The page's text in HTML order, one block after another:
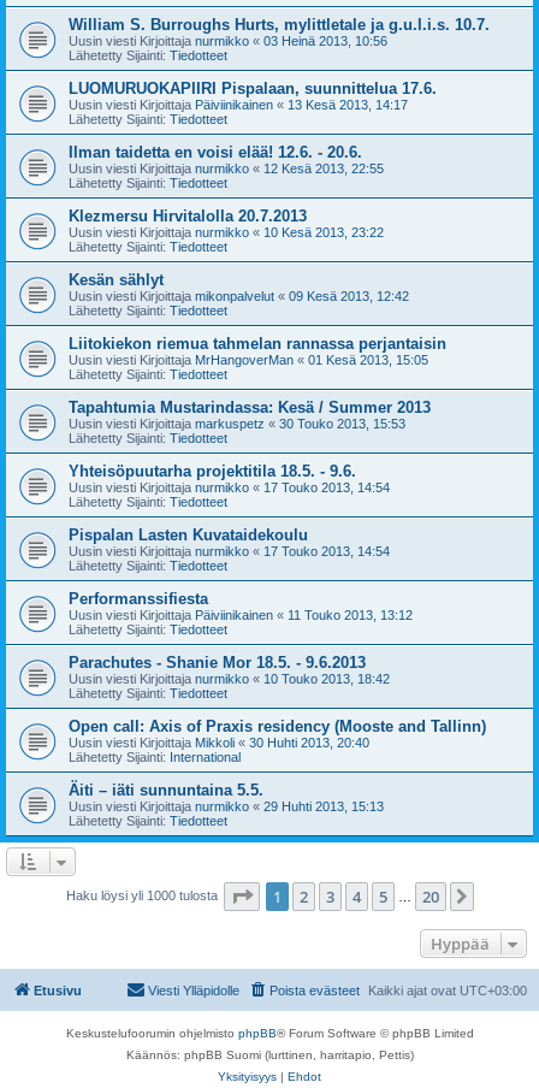
William S. Burroughs Hurts, mylittletale ja g.u.l.i.s. 10.7.
Uusin viesti Kirjoittaja nurmikko « 03 Heinä 2013, 10:56
Lähetetty Sijainti: Tiedotteet
LUOMURUOKAPIIRI Pispalaan, suunnittelua 17.6.
Uusin viesti Kirjoittaja Päiviinikainen « 13 Kesä 2013, 14:17
Lähetetty Sijainti: Tiedotteet
Ilman taidetta en voisi elää! 12.6. - 20.6.
Uusin viesti Kirjoittaja nurmikko « 12 Kesä 2013, 22:55
Lähetetty Sijainti: Tiedotteet
Klezmersu Hirvitalolla 20.7.2013
Uusin viesti Kirjoittaja nurmikko « 10 Kesä 2013, 23:22
Lähetetty Sijainti: Tiedotteet
Kesän sählyt
Uusin viesti Kirjoittaja mikonpalvelut « 09 Kesä 2013, 12:42
Lähetetty Sijainti: Tiedotteet
Liitokiekon riemua tahmelan rannassa perjantaisin
Uusin viesti Kirjoittaja MrHangoverMan « 01 Kesä 2013, 15:05
Lähetetty Sijainti: Tiedotteet
Tapahtumia Mustarindassa: Kesä / Summer 2013
Uusin viesti Kirjoittaja markuspetz « 30 Touko 2013, 15:53
Lähetetty Sijainti: Tiedotteet
Yhteisöpuutarha projektitila 18.5. - 9.6.
Uusin viesti Kirjoittaja nurmikko « 17 Touko 2013, 14:54
Lähetetty Sijainti: Tiedotteet
Pispalan Lasten Kuvataidekoulu
Uusin viesti Kirjoittaja nurmikko « 17 Touko 2013, 14:54
Lähetetty Sijainti: Tiedotteet
Performanssifiesta
Uusin viesti Kirjoittaja Päiviinikainen « 11 Touko 2013, 13:12
Lähetetty Sijainti: Tiedotteet
Parachutes - Shanie Mor 18.5. - 9.6.2013
Uusin viesti Kirjoittaja nurmikko « 10 Touko 2013, 18:42
Lähetetty Sijainti: Tiedotteet
Open call: Axis of Praxis residency (Mooste and Tallinn)
Uusin viesti Kirjoittaja Mikkoli « 30 Huhti 2013, 20:40
Lähetetty Sijainti: International
Äiti – iäti sunnuntaina 5.5.
Uusin viesti Kirjoittaja nurmikko « 29 Huhti 2013, 15:13
Lähetetty Sijainti: Tiedotteet
Haku löysi yli 1000 tulosta Sivu /20
1 2 3 4 5 20
Hyppää
Etusivu Kaikki ajat ovat UTC+03:00
Poista evästeet
Viesti Ylläpidolle
Keskustelufoorumin ohjelmisto phpBB® Forum Software © phpBB Limited
Käännös: phpBB Suomi (lurttinen, harritapio, Pettis)
Yksityisyys | Ehdot